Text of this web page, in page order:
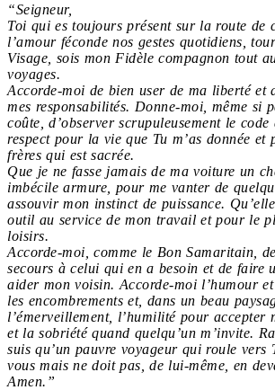
“Seigneur,
Toi qui es toujours présent sur la route de
l’amour féconde nos gestes quotidiens,
Visage, sois mon Fidèle compagnon tout
voyages.
Accorde-moi de bien user de ma liberté et
mes responsabilités. Donne-moi, même si
coûte, d’observer scrupuleusement le
respect pour la vie que Tu m’as donnée et
frères qui est sacrée.
Que je ne fasse jamais de ma voiture un
imbécile armure, pour me vanter de
assouvir mon instinct de puissance.
outil au service de mon travail et pour le
loisirs.
Accorde-moi, comme le Bon Samaritain,
secours à celui qui en a besoin et de faire
aider mon voisin. Accorde-moi l’humour
les encombrements et, dans un beau
l’émerveillement, l’humilité pour accepter
et la sobriété quand quelqu’un m’invite.
suis qu’un pauvre voyageur qui roule vers
vous mais ne doit pas, de lui-même, en
Amen.”